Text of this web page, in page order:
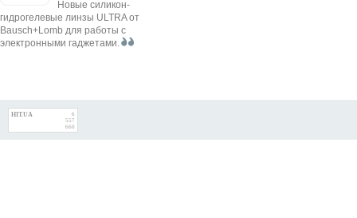
Новые силикон-
гидрогелевые линзы ULTRA от
Bausch+Lomb для работы с
электронными гаджетами.
HIT.UA
6
557
660